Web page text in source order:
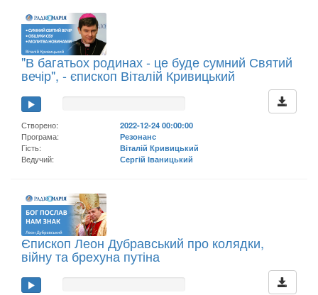
"В багатьох родинах - це буде сумний Святий
вечір", - єпископ Віталій Кривицький
Створено:
2022-12-24 00:00:00
Програма:
Резонанс
Гість:
Віталій Кривицький
Ведучий:
Сергій Іваницький
Єпископ Леон Дубравський про колядки,
війну та брехуна путіна